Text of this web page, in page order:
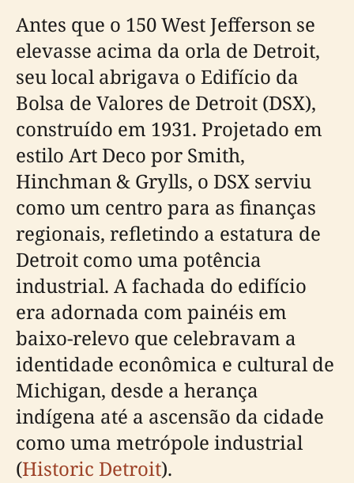
Antes que o 150 West Jefferson se
elevasse acima da orla de Detroit,
seu local abrigava o Edifício da
Bolsa de Valores de Detroit (DSX),
construído em 1931. Projetado em
estilo Art Deco por Smith,
Hinchman & Grylls, o DSX serviu
como um centro para as finanças
regionais, refletindo a estatura de
Detroit como uma potência
industrial. A fachada do edifício
era adornada com painéis em
baixo-relevo que celebravam a
identidade econômica e cultural de
Michigan, desde a herança
indígena até a ascensão da cidade
como uma metrópole industrial
(Historic Detroit).